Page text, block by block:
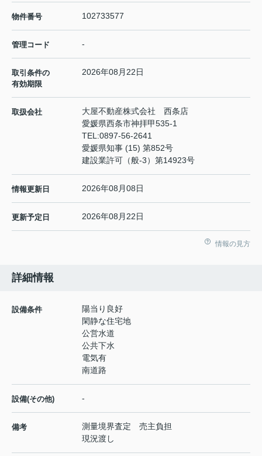
物件番号 102733577
管理コード -
取引条件の
有効期限
2026年08月22日
取扱会社
大屋不動産株式会社 西条店
愛媛県西条市神拝甲535-1
TEL:0897-56-2641
愛媛県知事 (15) 第852号
建設業許可（般-3）第14923号
情報更新日 2026年08月08日
更新予定日 2026年08月22日
情報の見方
詳細情報
設備条件
陽当り良好
閑静な住宅地
公営水道
公共下水
電気有
南道路
設備(その他) -
備考
測量境界査定 売主負担
現況渡し